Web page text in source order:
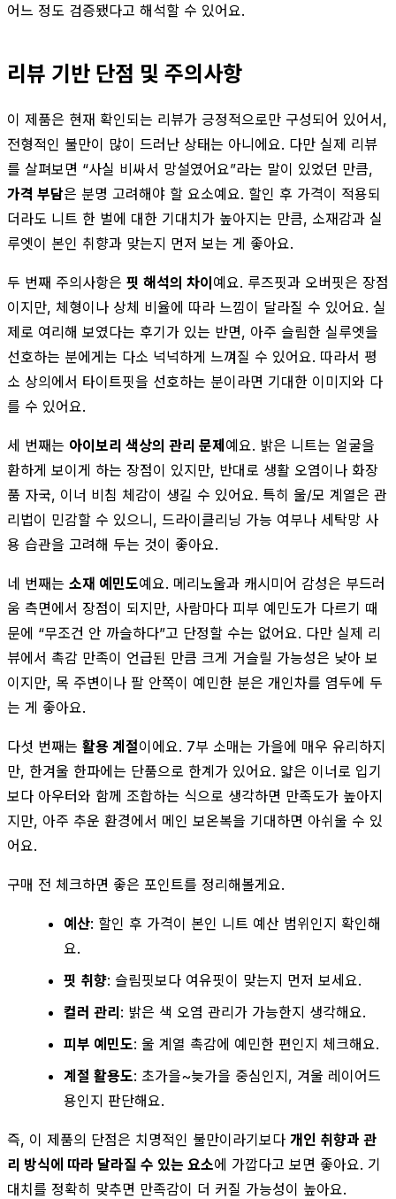
어느 정도 검증됐다고 해석할 수 있어요.
리뷰 기반 단점 및 주의사항
이 제품은 현재 확인되는 리뷰가 긍정적으로만 구성되어 있어서,
전형적인 불만이 많이 드러난 상태는 아니에요. 다만 실제 리뷰
를 살펴보면 “사실 비싸서 망설였어요”라는 말이 있었던 만큼,
가격 부담은 분명 고려해야 할 요소예요. 할인 후 가격이 적용되
더라도 니트 한 벌에 대한 기대치가 높아지는 만큼, 소재감과 실
루엣이 본인 취향과 맞는지 먼저 보는 게 좋아요.
두 번째 주의사항은 핏 해석의 차이예요. 루즈핏과 오버핏은 장점
이지만, 체형이나 상체 비율에 따라 느낌이 달라질 수 있어요. 실
제로 여리해 보였다는 후기가 있는 반면, 아주 슬림한 실루엣을
선호하는 분에게는 다소 넉넉하게 느껴질 수 있어요. 따라서 평
소 상의에서 타이트핏을 선호하는 분이라면 기대한 이미지와 다
를 수 있어요.
세 번째는 아이보리 색상의 관리 문제예요. 밝은 니트는 얼굴을
환하게 보이게 하는 장점이 있지만, 반대로 생활 오염이나 화장
품 자국, 이너 비침 체감이 생길 수 있어요. 특히 울/모 계열은 관
리법이 민감할 수 있으니, 드라이클리닝 가능 여부나 세탁망 사
용 습관을 고려해 두는 것이 좋아요.
네 번째는 소재 예민도예요. 메리노울과 캐시미어 감성은 부드러
움 측면에서 장점이 되지만, 사람마다 피부 예민도가 다르기 때
문에 “무조건 안 까슬하다”고 단정할 수는 없어요. 다만 실제 리
뷰에서 촉감 만족이 언급된 만큼 크게 거슬릴 가능성은 낮아 보
이지만, 목 주변이나 팔 안쪽이 예민한 분은 개인차를 염두에 두
는 게 좋아요.
다섯 번째는 활용 계절이에요. 7부 소매는 가을에 매우 유리하지
만, 한겨울 한파에는 단품으로 한계가 있어요. 얇은 이너로 입기
보다 아우터와 함께 조합하는 식으로 생각하면 만족도가 높아지
지만, 아주 추운 환경에서 메인 보온복을 기대하면 아쉬울 수 있
어요.
구매 전 체크하면 좋은 포인트를 정리해볼게요.
예산: 할인 후 가격이 본인 니트 예산 범위인지 확인해
요.
핏 취향: 슬림핏보다 여유핏이 맞는지 먼저 보세요.
컬러 관리: 밝은 색 오염 관리가 가능한지 생각해요.
피부 예민도: 울 계열 촉감에 예민한 편인지 체크해요.
계절 활용도: 초가을~늦가을 중심인지, 겨울 레이어드
용인지 판단해요.
즉, 이 제품의 단점은 치명적인 불만이라기보다 개인 취향과 관
리 방식에 따라 달라질 수 있는 요소에 가깝다고 보면 좋아요. 기
대치를 정확히 맞추면 만족감이 더 커질 가능성이 높아요.